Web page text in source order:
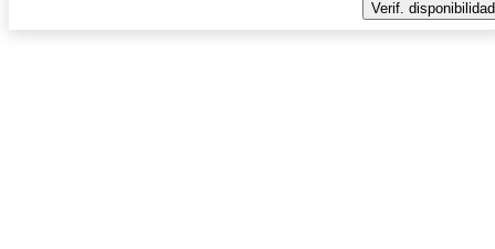
Verif. disponibilidad